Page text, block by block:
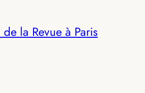
la Revue à Paris